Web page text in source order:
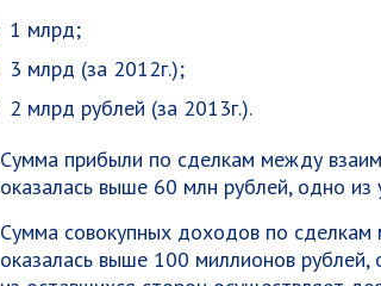
1 млрд;
3 млрд (за 2012г.);
2 млрд рублей (за 2013г.).
Сумма прибыли по сделкам между
оказалась выше 60 млн рублей, одно
Сумма совокупных доходов по
оказалась выше 100 миллионов